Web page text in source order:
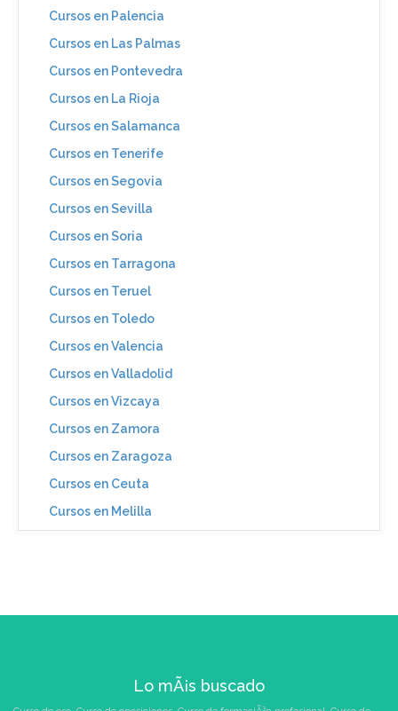
Cursos en Palencia
Cursos en Las Palmas
Cursos en Pontevedra
Cursos en La Rioja
Cursos en Salamanca
Cursos en Tenerife
Cursos en Segovia
Cursos en Sevilla
Cursos en Soria
Cursos en Tarragona
Cursos en Teruel
Cursos en Toledo
Cursos en Valencia
Cursos en Valladolid
Cursos en Vizcaya
Cursos en Zamora
Cursos en Zaragoza
Cursos en Ceuta
Cursos en Melilla
Lo mÃ¡s buscado